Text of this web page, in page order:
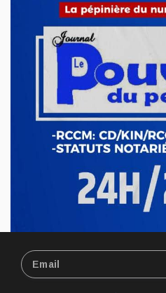
Mai 13, 2026
Nord-Kivu : le député
collimateur de l’ANR
Le député national Crispin
conseil d’administration du
Mai 13, 2026